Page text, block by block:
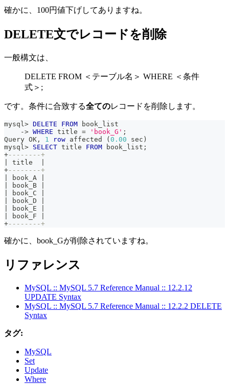
確かに、100円値下げしてありますね。
DELETE文でレコードを削除
一般構文は、
DELETE FROM ＜テーブル名＞ WHERE ＜条件
式＞;
です。条件に合致する全てのレコードを削除します。
mysql > DELETE FROM book_list
-> WHERE title = 'book_G' ;
Query OK , 1 row affected ( 0.00 sec )
mysql > SELECT title FROM book_list ;
+--------+
title
+--------+
book_A
book_B
book_C
book_D
book_E
book_F
+--------+
確かに、book_Gが削除されていますね。
リファレンス
MySQL :: MySQL 5.7 Reference Manual :: 12.2.12
UPDATE Syntax
MySQL :: MySQL 5.7 Reference Manual :: 12.2.2 DELETE
Syntax
タグ:
MySQL
Set
Update
Where